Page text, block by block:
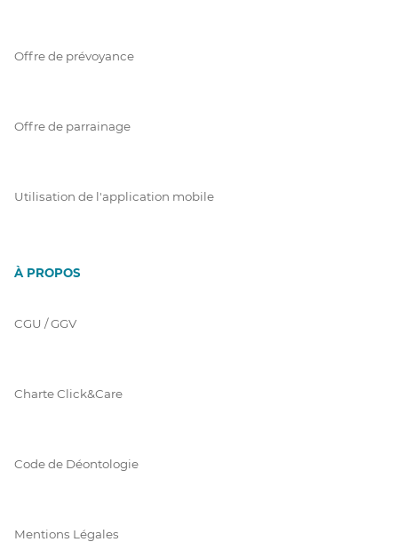
Offre de prévoyance
Offre de parrainage
Utilisation de l'application mobile
À PROPOS
CGU / GGV
Charte Click&Care
Code de Déontologie
Mentions Légales